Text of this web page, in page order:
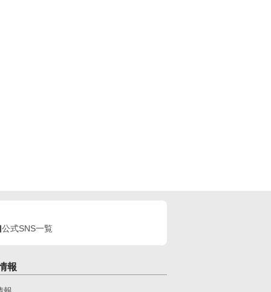
公式SNS一覧
報